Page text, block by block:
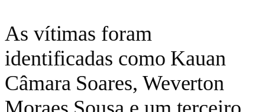
As vítimas foram
identificadas como Kauan
Câmara Soares, Weverton